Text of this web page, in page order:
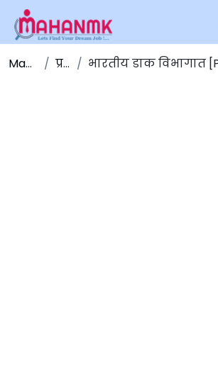
Maha NMK प्रवेशपत्र भारतीय डाक विभागात [Post Office] महाराष्ट्र